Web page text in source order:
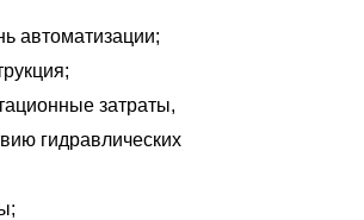
автоматизации;
затраты,
гидравлических